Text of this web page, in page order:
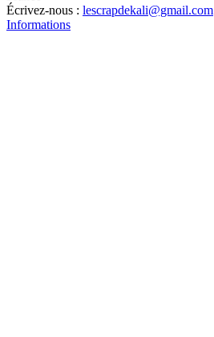
Écrivez-nous : lescrapdekali@gmail.com
Informations